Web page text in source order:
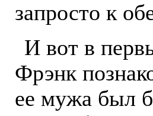
запросто к
И вот в
Фрэнк
ee мужа был